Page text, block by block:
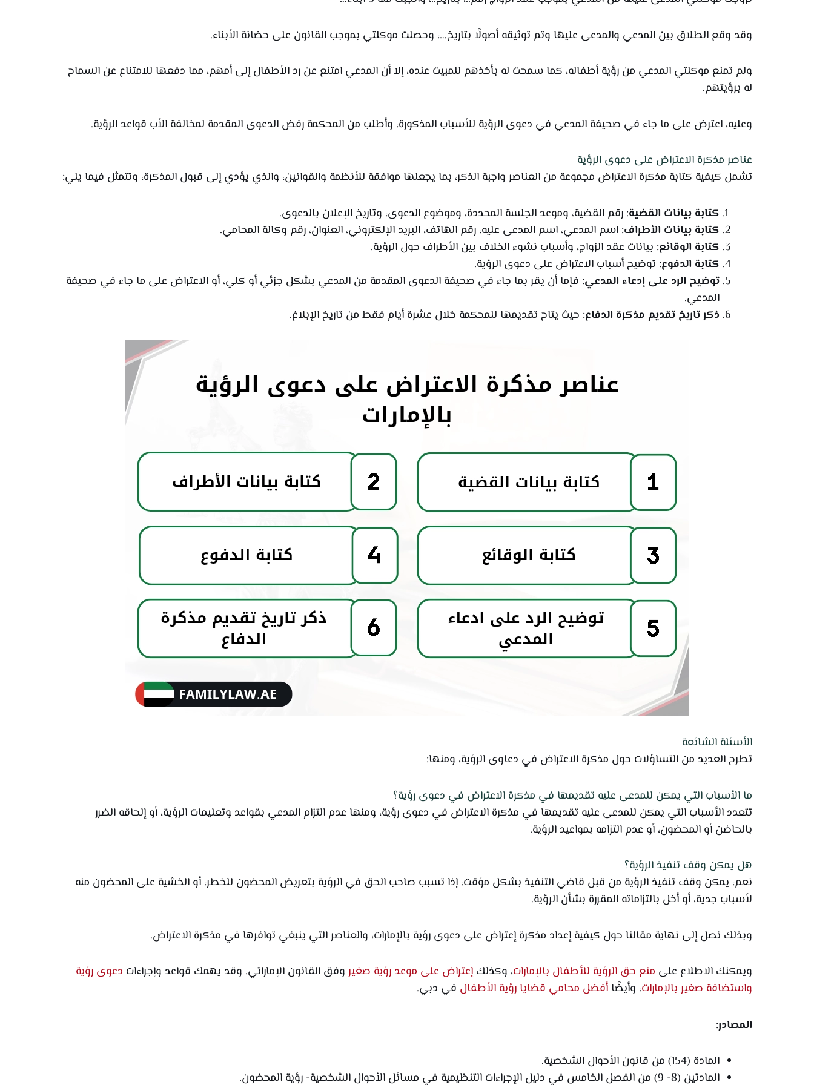
وقد وقع الطلاق بين المدعي والمدعى عليها وتم توثيقه أصولًا بتاريخ…، وحصلت موكلتي بموجب القانون على حضانة الأبناء.
ولم تمنع موكلتي المدعي من رؤية أطفاله، كما سمحت له بأخذهم للمبيت عنده، إلا أن المدعي امتنع عن رد الأطفال إلى أمهم، مما دفعها للامتناع عن السماح
له برؤيتهم.
وعليه، اعترض على ما جاء في صحيفة المدعي في دعوى الرؤية للأسباب المذكورة، وأطلب من المحكمة رفض الدعوى المقدمة لمخالفة الأب قواعد الرؤية.
عناصر مذكرة الاعتراض على دعوى الرؤية
تشمل كيفية كتابة مذكرة الاعتراض مجموعة من العناصر واجبة الذكر، بما يجعلها موافقة للأنظمة والقوانين، والذي يؤدي إلى قبول المذكرة، وتتمثل فيما يلي:
كتابة بيانات القضية: رقم القضية، وموعد الجلسة المحددة، وموضوع الدعوى، وتاريخ الإعلان بالدعوى.
كتابة بيانات الأطراف: اسم المدعي، اسم المدعى عليه، رقم الهاتف، البريد الإلكتروني، العنوان، رقم وكالة المحامي.
كتابة الوقائع: بيانات عقد الزواج، وأسباب نشوء الخلاف بين الأطراف حول الرؤية.
كتابة الدفوع: توضيح أسباب الاعتراض على دعوى الرؤية.
توضيح الرد على إدعاء المدعي: فإما أن يقر بما جاء في صحيفة الدعوى المقدمة من المدعي بشكل جزئي أو كلي، أو الاعتراض على ما جاء في صحيفة
المدعي.
ذكر تاريخ تقديم مذكرة الدفاع: حيث يتاح تقديمها للمحكمة خلال عشرة أيام فقط من تاريخ الإبلاغ.
الأسئلة الشائعة
تطرح العديد من التساؤلات حول مذكرة الاعتراض في دعاوى الرؤية، ومنها:
ما الأسباب التي يمكن للمدعى عليه تقديمها في مذكرة الاعتراض في دعوى رؤية؟
تتعدد الأسباب التي يمكن للمدعى عليه تقديمها في مذكرة الاعتراض في دعوى رؤية، ومنها عدم التزام المدعي بقواعد وتعليمات الرؤية، أو إلحاقه الضرر
بالحاضن أو المحضون، أو عدم التزامه بمواعيد الرؤية.
هل يمكن وقف تنفيذ الرؤية؟
نعم، يمكن وقف تنفيذ الرؤية من قبل قاضي التنفيذ بشكل مؤقت، إذا تسبب صاحب الحق في الرؤية بتعريض المحضون للخطر، أو الخشية على المحضون منه
لأسباب جدية، أو أخل بالتزاماته المقررة بشأن الرؤية.
وبذلك نصل إلى نهاية مقالنا حول كيفية إعداد مذكرة إعتراض على دعوى رؤية بالإمارات، والعناصر التي ينبغي توافرها في مذكرة الاعتراض.
ويمكنك الاطلاع على منع حق الرؤية للأطفال بالإمارات، وكذلك إعتراض على موعد رؤية صغير وفق القانون الإماراتي. وقد يهمك قواعد وإجراءات دعوى رؤية
واستضافة صغير بالإمارات، وأيضًا أفضل محامي قضايا رؤية الأطفال في دبي.
المصادر:
المادة (154) من قانون الأحوال الشخصية.
المادتين (8- 9) من الفصل الخامس في دليل الإجراءات التنظيمية في مسائل الأحوال الشخصية- رؤية المحضون.